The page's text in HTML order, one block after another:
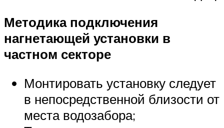
Методика подключения
нагнетающей установки в
частном секторе
Монтировать установку следует
в непосредственной близости от
места водозабора;